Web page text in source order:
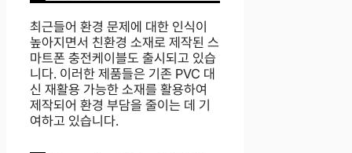
최근들어 환경 문제에 대한 인식이
높아지면서 친환경 소재로 제작된 스
마트폰 충전케이블도 출시되고 있습
니다. 이러한 제품들은 기존 PVC 대
신 재활용 가능한 소재를 활용하여
제작되어 환경 부담을 줄이는 데 기
여하고 있습니다.